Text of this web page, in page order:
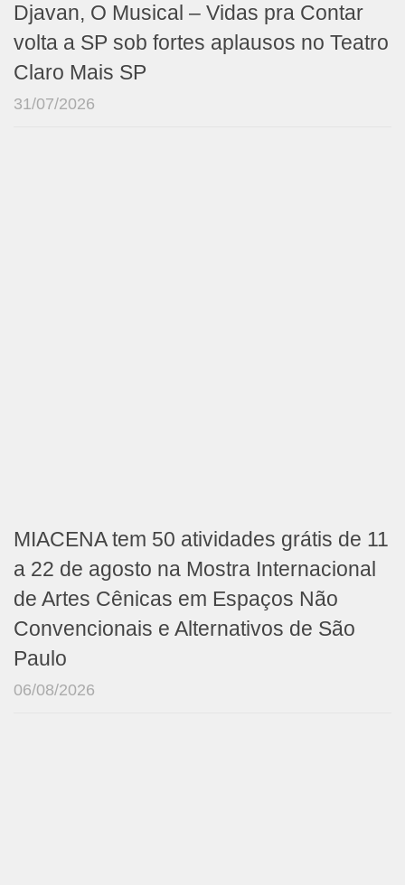
Djavan, O Musical – Vidas pra Contar
volta a SP sob fortes aplausos no Teatro
Claro Mais SP
31/07/2026
MIACENA tem 50 atividades grátis de 11
a 22 de agosto na Mostra Internacional
de Artes Cênicas em Espaços Não
Convencionais e Alternativos de São
Paulo
06/08/2026